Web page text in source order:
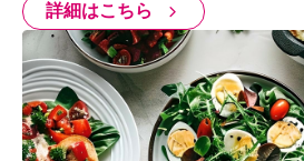
詳細はこちら